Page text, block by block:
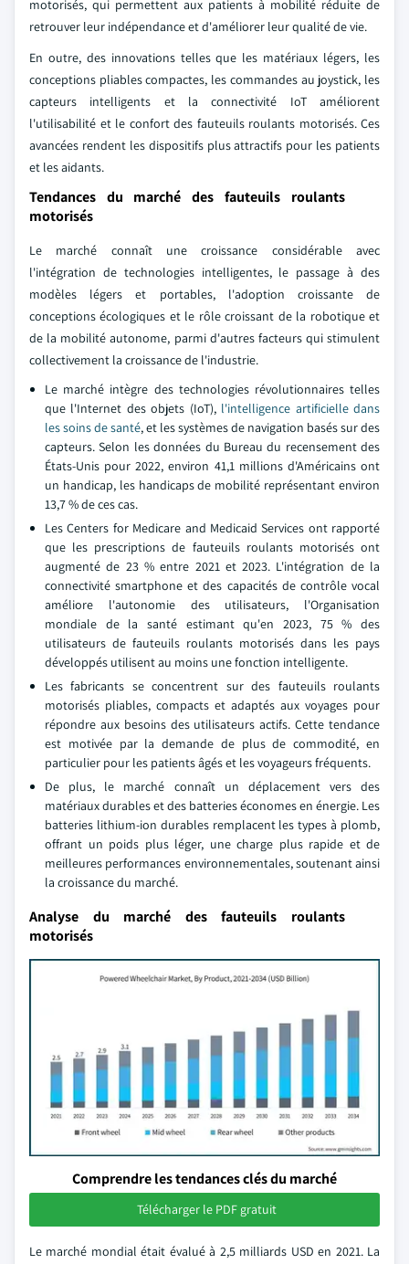
motorisés, qui permettent aux patients à mobilité réduite de
retrouver leur indépendance et d'améliorer leur qualité de vie.
En outre, des innovations telles que les matériaux légers, les
conceptions pliables compactes, les commandes au joystick, les
capteurs intelligents et la connectivité IoT améliorent
l'utilisabilité et le confort des fauteuils roulants motorisés. Ces
avancées rendent les dispositifs plus attractifs pour les patients
et les aidants.
Tendances du marché des fauteuils roulants
motorisés
Le marché connaît une croissance considérable avec
l'intégration de technologies intelligentes, le passage à des
modèles légers et portables, l'adoption croissante de
conceptions écologiques et le rôle croissant de la robotique et
de la mobilité autonome, parmi d'autres facteurs qui stimulent
collectivement la croissance de l'industrie.
Le marché intègre des technologies révolutionnaires telles
que l'Internet des objets (IoT), l'intelligence artificielle dans
les soins de santé, et les systèmes de navigation basés sur des
capteurs. Selon les données du Bureau du recensement des
États-Unis pour 2022, environ 41,1 millions d'Américains ont
un handicap, les handicaps de mobilité représentant environ
13,7 % de ces cas.
Les Centers for Medicare and Medicaid Services ont rapporté
que les prescriptions de fauteuils roulants motorisés ont
augmenté de 23 % entre 2021 et 2023. L'intégration de la
connectivité smartphone et des capacités de contrôle vocal
améliore l'autonomie des utilisateurs, l'Organisation
mondiale de la santé estimant qu'en 2023, 75 % des
utilisateurs de fauteuils roulants motorisés dans les pays
développés utilisent au moins une fonction intelligente.
Les fabricants se concentrent sur des fauteuils roulants
motorisés pliables, compacts et adaptés aux voyages pour
répondre aux besoins des utilisateurs actifs. Cette tendance
est motivée par la demande de plus de commodité, en
particulier pour les patients âgés et les voyageurs fréquents.
De plus, le marché connaît un déplacement vers des
matériaux durables et des batteries économes en énergie. Les
batteries lithium-ion durables remplacent les types à plomb,
offrant un poids plus léger, une charge plus rapide et de
meilleures performances environnementales, soutenant ainsi
la croissance du marché.
Analyse du marché des fauteuils roulants
motorisés
Comprendre les tendances clés du marché
Télécharger le PDF gratuit
Le marché mondial était évalué à 2,5 milliards USD en 2021. La